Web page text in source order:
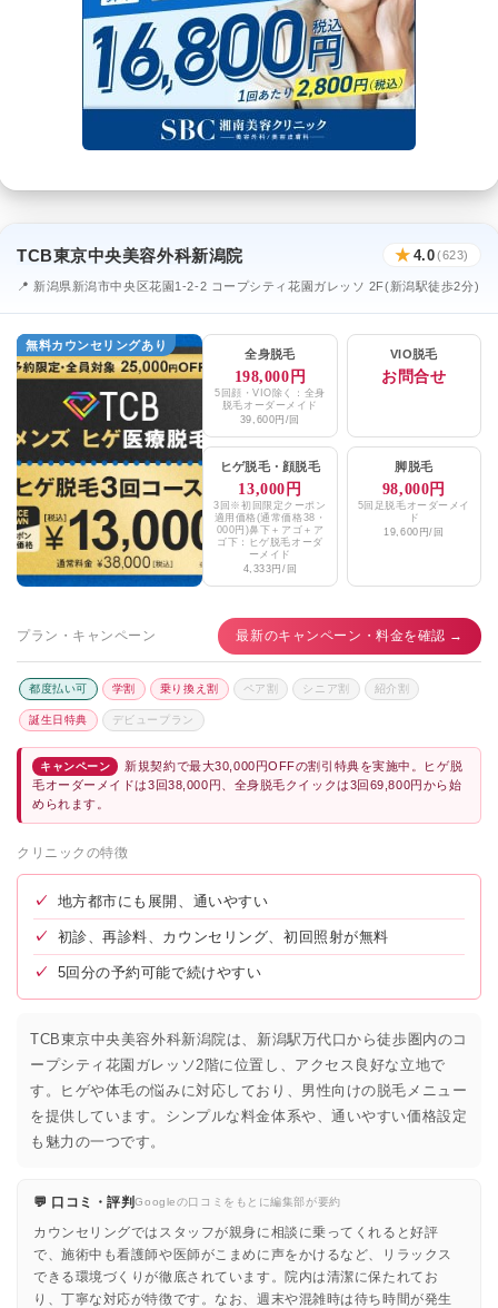
TCB東京中央美容外科新潟院 ★ 4.0(623)
📍 新潟県新潟市中央区花園1-2-2 コープシティ花園ガレッソ 2F(新潟駅徒歩2分)
無料カウンセリングあり
全身脱毛
198,000円
5回顔・VIO除く：全身
脱毛オーダーメイド
39,600円/回
VIO脱毛
お問合せ
ヒゲ脱毛・ 顔脱毛
13,000円
3回※初回限定クーポン
適用価格(通常価格38・
000円)鼻下＋アゴ＋ア
ゴ下：ヒゲ脱毛オーダ
ーメイド
4,333円/回
脚脱毛
98,000円
5回足脱毛オーダーメイ
ド
19,600円/回
プラン・キャンペーン 最新のキャンペーン・料金を確認 →
都度払い可 学割 乗り換え割 ペア割 シニア割 紹介割
誕生日特典 デビュープラン
キャンペーン
新規契約で最大30,000円OFFの割引特典を実施中。ヒゲ脱
毛オーダーメイドは3回38,000円、全身脱毛クイックは3回69,800円から始
められます。
クリニックの特徴
✓ 地方都市にも展開、通いやすい
✓ 初診、再診料、カウンセリング、初回照射が無料
✓ 5回分の予約可能で続けやすい
TCB東京中央美容外科新潟院は、新潟駅万代口から徒歩圏内のコ
ープシティ花園ガレッソ2階に位置し、アクセス良好な立地で
す。ヒゲや体毛の悩みに対応しており、男性向けの脱毛メニュー
を提供しています。シンプルな料金体系や、通いやすい価格設定
も魅力の一つです。
💬 口コミ・評判Googleの口コミをもとに編集部が要約
カウンセリングではスタッフが親身に相談に乗ってくれると好評
で、施術中も看護師や医師がこまめに声をかけるなど、リラックス
できる環境づくりが徹底されています。院内は清潔に保たれてお
り、丁寧な対応が特徴です。なお、週末や混雑時は待ち時間が発生